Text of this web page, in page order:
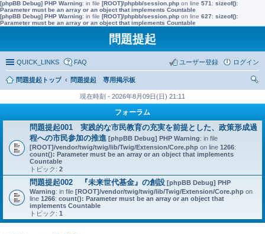
[phpBB Debug] PHP Warning: in file [ROOT]/phpbb/session.php on line 571 : sizeof():
Parameter must be an array or an object that implements Countable
[phpBB Debug] PHP Warning: in file [ROOT]/phpbb/session.php on line 627: sizeof():
Parameter must be an array or an object that implements Countable
問題提起
QUICK_LINKS FAQ ログイン
ユーザー登録
問題提起トップ
問題提起 専用掲示板
現在時刻 - 2026年8月09日(日) 21:11
フォーラム
問題提起001 実践的な市民教育の充実を前提とした、政策形成過
程への市民参加の推進 [phpBB Debug] PHP Warning: in file
[ROOT]/vendor/twig/twig/lib/Twig/Extension/Core.php on line 1266:
count(): Parameter must be an array or an object that implements
Countable
トピック: 2
問題提起002 『未来世代基金』の創設 [phpBB Debug] PHP
Warning: in file [ROOT]/vendor/twig/twig/lib/Twig/Extension/Core.php on
line 1266: count(): Parameter must be an array or an object that
implements Countable
トピック: 1